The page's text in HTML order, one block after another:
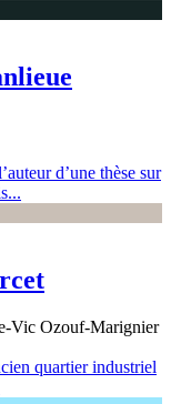
d’une thèse sur
Vic Ozouf-Marignier
quartier industriel